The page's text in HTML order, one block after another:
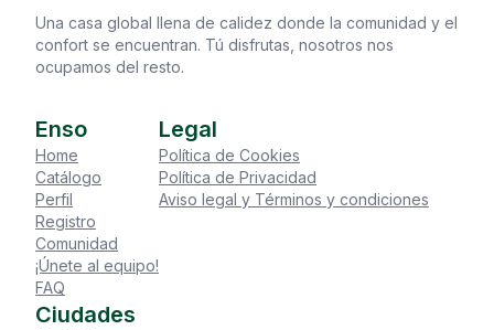
Una casa global llena de calidez donde la comunidad y el
confort se encuentran. Tú disfrutas, nosotros nos
ocupamos del resto.
Enso
Home
Catálogo
Perfil
Registro
Comunidad
¡Únete al equipo!
FAQ
Legal
Política de Cookies
Política de Privacidad
Aviso legal y Términos y condiciones
Ciudades